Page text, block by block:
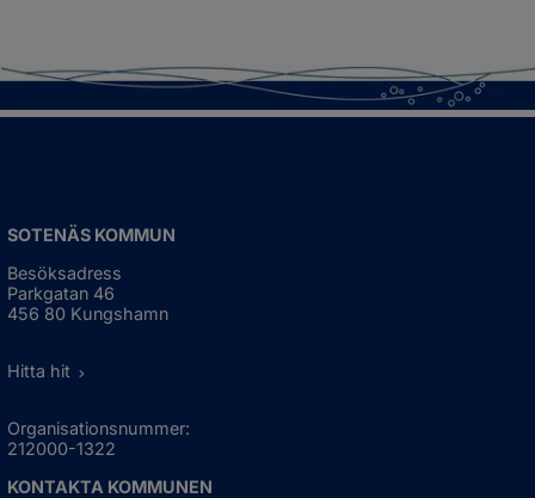
SOTENÄS KOMMUN
Besöksadress
Parkgatan 46
456 80 Kungshamn
Hitta hit
Organisationsnummer:
212000-1322
KONTAKTA KOMMUNEN